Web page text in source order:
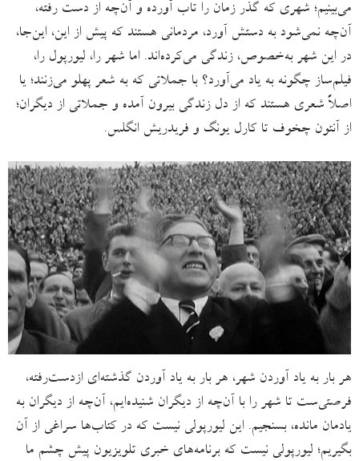
می‌بینیم؛ شهری که گذر زمان را تاب آورده و آن‌چه از دست رفته،
آن‌چه نمی‌شود به دستش آورد، مردمانی هستند که پیش از این، این‌جا،
در این شهر به‌خصوص، زندگی می‌کرده‌اند. اما شهر را، لیورپول را،
فیلم‌ساز چگونه به یاد می‌آورد؟ با جملاتی که به شعر پهلو می‌زنند؛ یا
اصلاً شعری هستند که از دل زندگی بیرون آمده و جملاتی از دیگران؛
از آنتون چخوف تا کارل یونگ و فریدریش انگلس.
هر بار به یاد آوردن شهر، هر بار به یاد آوردن گذشته‌ای از‌دست‌رفته،
فرصتی‌ست تا شهر را با آن‌چه از دیگران شنیده‌ایم، آن‌چه از دیگران به
یادمان مانده، بسنجیم. این لیورپولی نیست که در کتاب‌ها سراغی از آن
بگیریم؛ لیورپولی نیست که برنامه‌های خبری تلویزیون پیش چشم ما